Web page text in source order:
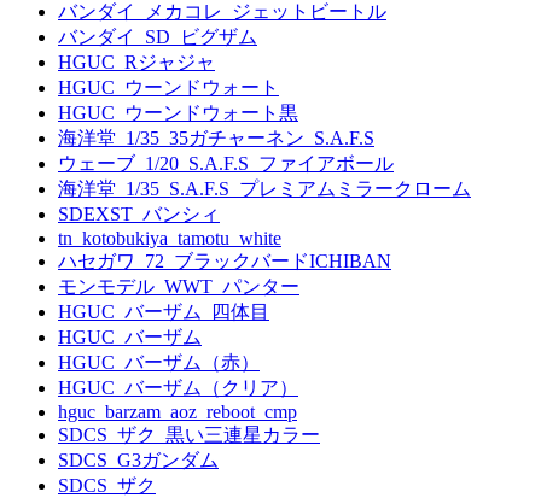
バンダイ_メカコレ_ジェットビートル
バンダイ_SD_ビグザム
HGUC_Rジャジャ
HGUC_ウーンドウォート
HGUC_ウーンドウォート黒
海洋堂_1/35_35ガチャーネン_S.A.F.S
ウェーブ_1/20_S.A.F.S_ファイアボール
海洋堂_1/35_S.A.F.S_プレミアムミラークローム
SDEXST_バンシィ
tn_kotobukiya_tamotu_white
ハセガワ_72_ブラックバードICHIBAN
モンモデル_WWT_パンター
HGUC_バーザム_四体目
HGUC_バーザム
HGUC_バーザム（赤）
HGUC_バーザム（クリア）
hguc_barzam_aoz_reboot_cmp
SDCS_ザク_黒い三連星カラー
SDCS_G3ガンダム
SDCS_ザク